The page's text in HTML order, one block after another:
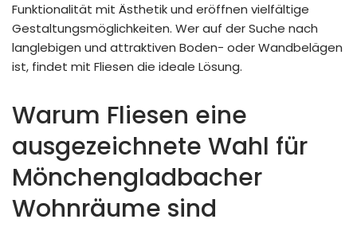
Funktionalität mit Ästhetik und eröffnen vielfältige
Gestaltungsmöglichkeiten. Wer auf der Suche nach
langlebigen und attraktiven Boden- oder Wandbelägen
ist, findet mit Fliesen die ideale Lösung.
Warum Fliesen eine
ausgezeichnete Wahl für
Mönchengladbacher
Wohnräume sind